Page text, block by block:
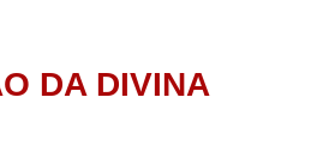
DA DIVINA